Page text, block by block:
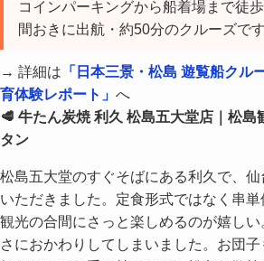
コインパーキングから船着場まで徒
間おきに出航・約50分のクルーズです
→ 詳細は 「日本三景・松島 遊覧船クル
育体験レポート」 へ
🥩 牛たん炭焼 利久 松島五大堂店｜松島
タン
松島五大堂のすぐそばにある利久で、
いただきました。定食形式ではなく串単
観光の合間にさっと楽しめるのが嬉しい
さにおかわりしてしまいました。お団